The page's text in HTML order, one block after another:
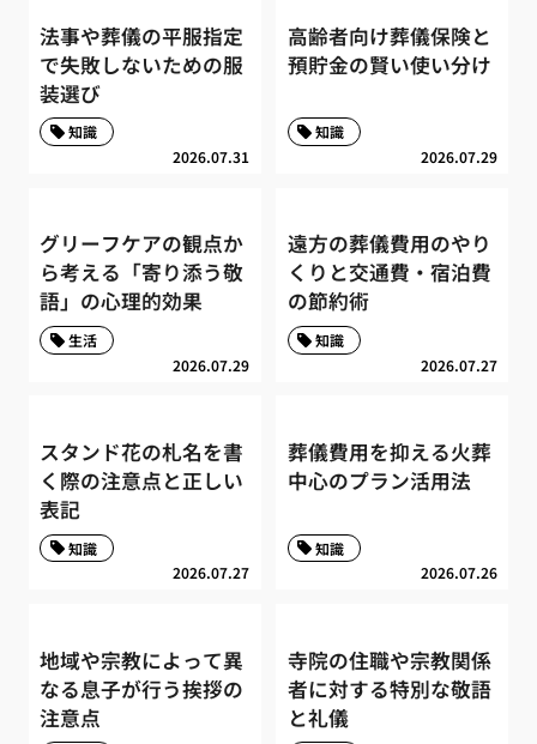
法事や葬儀の平服指定
で失敗しないための服
装選び
2026.07.31
知識
高齢者向け葬儀保険と
預貯金の賢い使い分け
2026.07.29
知識
グリーフケアの観点か
ら考える「寄り添う敬
語」の心理的効果
2026.07.29
生活
遠方の葬儀費用のやり
くりと交通費・宿泊費
の節約術
2026.07.27
知識
スタンド花の札名を書
く際の注意点と正しい
表記
2026.07.27
知識
葬儀費用を抑える火葬
中心のプラン活用法
2026.07.26
知識
地域や宗教によって異
なる息子が行う挨拶の
注意点
寺院の住職や宗教関係
者に対する特別な敬語
と礼儀